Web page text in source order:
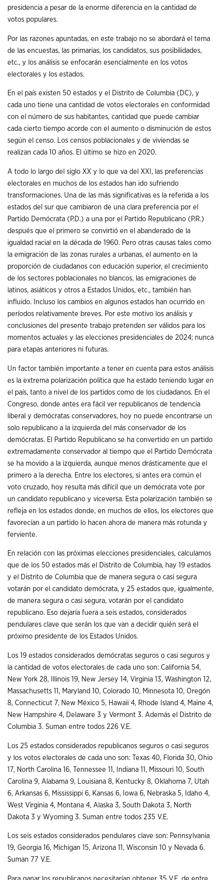
presidencia a pesar de la enorme diferencia en la cantidad de
votos populares.
Por las razones apuntadas, en este trabajo no se abordará el tema
de las encuestas, las primarias, los candidatos, sus posibilidades,
etc., y los análisis se enfocarán esencialmente en los votos
electorales y los estados.
En el país existen 50 estados y el Distrito de Columbia (DC), y
cada uno tiene una cantidad de votos electorales en conformidad
con el número de sus habitantes, cantidad que puede cambiar
cada cierto tiempo acorde con el aumento o disminución de estos
según el censo. Los censos poblacionales y de viviendas se
realizan cada 10 años. El último se hizo en 2020.
A todo lo largo del siglo XX y lo que va del XXI, las preferencias
electorales en muchos de los estados han ido sufriendo
transformaciones. Una de las más significativas es la referida a los
estados del sur que cambiaron de una clara preferencia por el
Partido Demócrata (P.D.) a una por el Partido Republicano (P.R.)
después que el primero se convirtió en el abanderado de la
igualdad racial en la década de 1960. Pero otras causas tales como
la emigración de las zonas rurales a urbanas, el aumento en la
proporción de ciudadanos con educación superior, el crecimiento
de los sectores poblacionales no blancos, las emigraciones de
latinos, asiáticos y otros a Estados Unidos, etc., también han
influido. Incluso los cambios en algunos estados han ocurrido en
períodos relativamente breves. Por este motivo los análisis y
conclusiones del presente trabajo pretenden ser válidos para los
momentos actuales y las elecciones presidenciales de 2024; nunca
para etapas anteriores ni futuras.
Un factor también importante a tener en cuenta para estos análisis
es la extrema polarización política que ha estado teniendo lugar en
el país, tanto a nivel de los partidos como de los ciudadanos. En el
Congreso, donde antes era fácil ver republicanos de tendencia
liberal y demócratas conservadores, hoy no puede encontrarse un
solo republicano a la izquierda del más conservador de los
demócratas. El Partido Republicano se ha convertido en un partido
extremadamente conservador al tiempo que el Partido Demócrata
se ha movido a la izquierda, aunque menos drásticamente que el
primero a la derecha. Entre los electores, si antes era común el
voto cruzado, hoy resulta más difícil que un demócrata vote por
un candidato republicano y viceversa. Esta polarización también se
refleja en los estados donde, en muchos de ellos, los electores que
favorecían a un partido lo hacen ahora de manera más rotunda y
ferviente.
En relación con las próximas elecciones presidenciales, calculamos
que de los 50 estados más el Distrito de Columbia, hay 19 estados
y el Distrito de Columbia que de manera segura o casi segura
votarán por el candidato demócrata, y 25 estados que, igualmente,
de manera segura o casi segura, votarán por el candidato
republicano. Eso dejaría fuera a seis estados, considerados
pendulares clave que serán los que van a decidir quién será el
próximo presidente de los Estados Unidos.
Los 19 estados considerados demócratas seguros o casi seguros y
la cantidad de votos electorales de cada uno son: California 54,
New York 28, Illinois 19, New Jersey 14, Virginia 13, Washington 12,
Massachusetts 11, Maryland 10, Colorado 10, Minnesota 10, Oregón
8, Connecticut 7, New México 5, Hawaii 4, Rhode Island 4, Maine 4,
New Hampshire 4, Delaware 3 y Vermont 3. Además el Distrito de
Columbia 3. Suman entre todos 226 V.E.
Los 25 estados considerados republicanos seguros o casi seguros
y los votos electorales de cada uno son: Texas 40, Florida 30, Ohio
17, North Carolina 16, Tennessee 11, Indiana 11, Missouri 10, South
Carolina 9, Alabama 9, Louisiana 8, Kentucky 8, Oklahoma 7, Utah
6, Arkansas 6, Mississippi 6, Kansas 6, Iowa 6, Nebraska 5, Idaho 4,
West Virginia 4, Montana 4, Alaska 3, South Dakota 3, North
Dakota 3 y Wyoming 3. Suman entre todos 235 V.E.
Los seis estados considerados pendulares clave son: Pennsylvania
19, Georgia 16, Michigan 15, Arizona 11, Wisconsin 10 y Nevada 6.
Suman 77 V.E.